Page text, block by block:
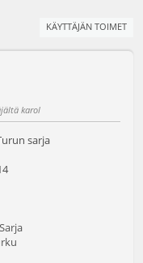
KÄYTTÄJÄN TOIMET
karol
sarja